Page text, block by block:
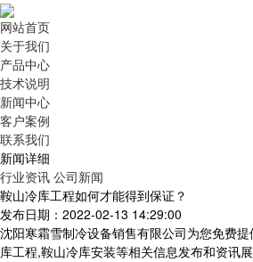
网站首页
关于我们
产品中心
技术说明
新闻中心
客户案例
联系我们
新闻详细
行业资讯 公司新闻
鞍山冷库工程如何才能得到保证？
发布日期：2022-02-13 14:29:00
沈阳寒霜雪制冷设备销售有限公司为您免费提
库工程,鞍山冷库安装等相关信息发布和资讯